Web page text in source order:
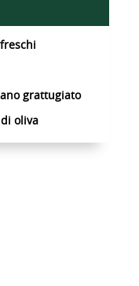
grattugiato
oliva